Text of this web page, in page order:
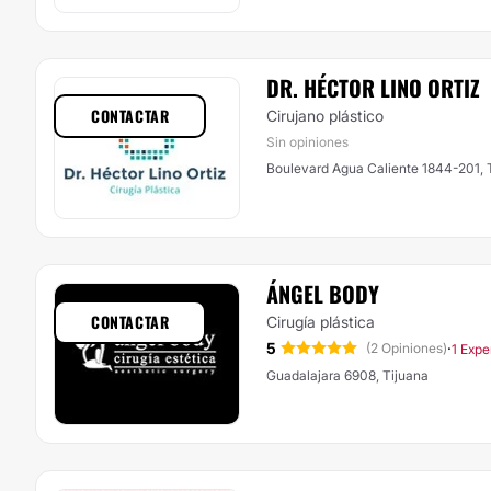
DR. HÉCTOR LINO ORTIZ
Cirujano plástico
Sin opiniones
Boulevard Agua Caliente 1844-201,
CONTACTAR
ÁNGEL BODY
Cirugía plástica
5
(2 Opiniones)·1
Guadalajara 6908, Tijuana
CONTACTAR